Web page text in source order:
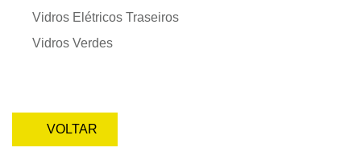
Vidros Elétricos Traseiros
Vidros Verdes
VOLTAR